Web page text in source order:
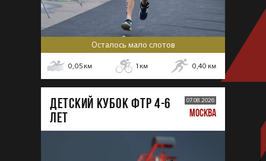
Осталось мало слотов
0,05 км 1 км 0,40 км
ДЕТСКИЙ КУБОК ФТР 4-6
лет
07.08.2026
МОСКВА